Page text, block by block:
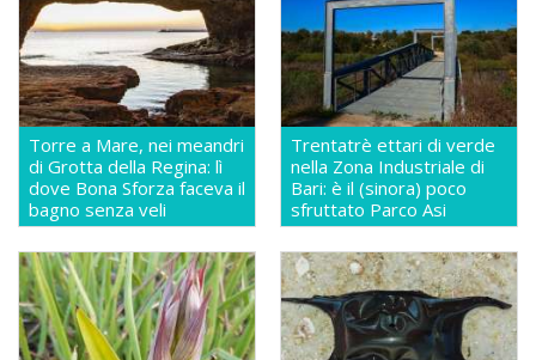
Torre a Mare, nei meandri
di Grotta della Regina: lì
dove Bona Sforza faceva il
bagno senza veli
Trentatrè ettari di verde
nella Zona Industriale di
Bari: è il (sinora) poco
sfruttato Parco Asi